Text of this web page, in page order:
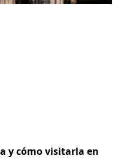
y cómo visitarla en